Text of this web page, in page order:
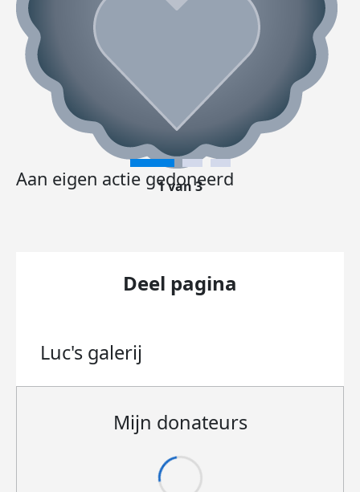
Aan eigen actie gedoneerd
1 van 3
Deel pagina
Luc's galerij
Mijn donateurs